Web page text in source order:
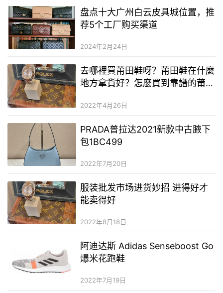
盘点十大广州白云皮具城位置，推
荐5个工厂购买渠道
2024年2月24日
去哪裡買莆田鞋呀？莆田鞋在什麼
地方拿貨好？怎麼買到靠譜的莆田
2022年4月26日
PRADA普拉达2021新款中古腋下
包1BC499
2022年7月20日
服装批发市场进货妙招 进得好才
能卖得好
2022年8月18日
阿迪达斯 Adidas Senseboost Go
爆米花跑鞋
2022年7月19日